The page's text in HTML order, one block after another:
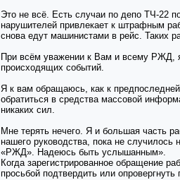
Это не всё. Есть случаи по депо ТЧ-22
нарушителей привлекает к штрафным
снова едут машинистами в рейс. Таких
При всём уважении к Вам и всему РЖД, я
происходящих событий.
Я к вам обращаюсь, как к
обратиться в средства массовой
никаких сил.
Мне терять нечего. Я и большая часть
нашего руководства, пока не
«РЖД». Надеюсь быть услышанным».
Когда зарегистрированное обращение
просьбой подтвердить или